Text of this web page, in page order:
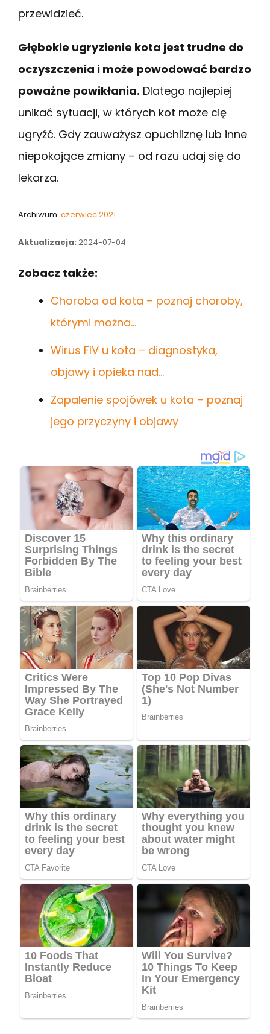
przewidzieć.
Głębokie ugryzienie kota jest trudne do
oczyszczenia i może powodować bardzo
poważne powikłania. Dlatego najlepiej
unikać sytuacji, w których kot może cię
ugryźć. Gdy zauważysz opuchliznę lub inne
niepokojące zmiany – od razu udaj się do
lekarza.
Archiwum: czerwiec 2021
Aktualizacja: 2024-07-04
Zobacz także:
Choroba od kota – poznaj choroby,
którymi można…
Wirus FIV u kota – diagnostyka,
objawy i opieka nad…
Zapalenie spojówek u kota – poznaj
jego przyczyny i objawy